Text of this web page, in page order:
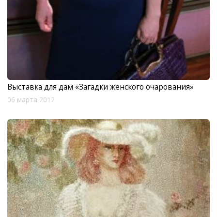
Выставка для дам «Загадки женского очарования»
06 марта 2012